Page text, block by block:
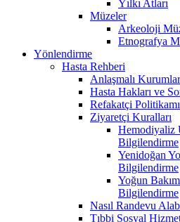
Yılkı Atları
Müzeler
Arkeoloji
Etnografya
Yönlendirme
Hasta Rehberi
Anlaşmalı Kurumlar
Hasta Hakları ve
Refakatçi
Ziyaretçi Kuralları
Hemodiyaliz
Bilgilendirme
Yenidoğan
Bilgilendirme
Yoğun
Bilgilendirme
Nasıl Randevu
Tıbbi Sosyal